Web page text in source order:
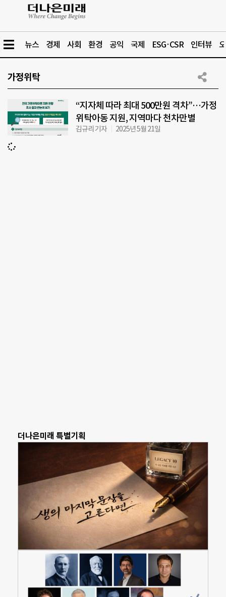
뉴스 경제 사회 환경 공익 국제 ESG·CSR 인터뷰
가정위탁
“지자체 따라 최대 500만원 격차”…가정
위탁아동 지원, 지역마다 천차만별
김규리 기자 2025년 5월 21일
더나은미래 특별기획